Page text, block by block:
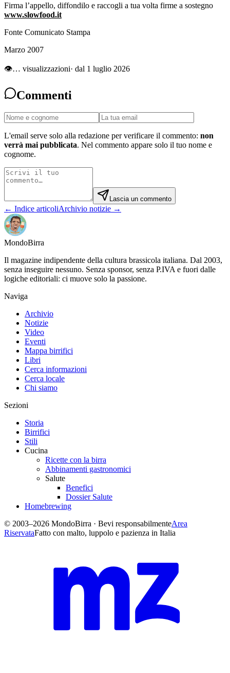
Firma l’appello, diffondilo e raccogli a tua volta firme a sostegno
www.slowfood.it
Fonte Comunicato Stampa
Marzo 2007
👁… visualizzazioni· dal 1 luglio 2026
Commenti
L'email serve solo alla redazione per verificare il commento: non
verrà mai pubblicata. Nel commento appare solo il tuo nome e
cognome.
Lascia un commento
← Indice articoliArchivio notizie →
MondoBirra
Il magazine indipendente della cultura brassicola italiana. Dal 2003,
senza inseguire nessuno. Senza sponsor, senza P.IVA e fuori dalle
logiche editoriali: ci muove solo la passione.
Naviga
Archivio
Notizie
Video
Eventi
Mappa birrifici
Libri
Cerca informazioni
Cerca locale
Chi siamo
Sezioni
Storia
Birrifici
Stili
Cucina
Ricette con la birra
Abbinamenti gastronomici
Salute
Benefici
Dossier Salute
Homebrewing
© 2003–2026 MondoBirra · Bevi responsabilmenteArea
RiservataFatto con malto, luppolo e pazienza in Italia